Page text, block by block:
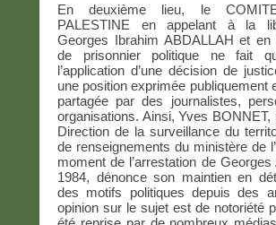
En deuxième lieu, le
PALESTINE en appelant à la
Georges Ibrahim ABDALLAH et en
de prisonnier politique ne fait
l’application d’une décision de
une position exprimée publiquement
partagée par des journalistes,
organisations. Ainsi, Yves BONNET,
Direction de la surveillance du
de renseignements du ministère de
moment de l’arrestation de Georges
1984, dénonce son maintien en
des motifs politiques depuis des
opinion sur le sujet est de notoriété